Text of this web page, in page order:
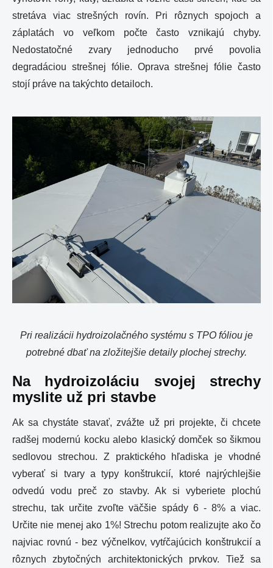
stretáva viac strešných rovín. Pri rôznych spojoch a
záplatách vo veľkom počte často vznikajú chyby.
Nedostatočné zvary jednoducho prvé povolia
degradáciou strešnej fólie. Oprava strešnej fólie často
stojí práve na takýchto detailoch.
Pri realizácii hydroizolačného systému s TPO fóliou je
potrebné dbať na zložitejšie detaily plochej strechy.
Na hydroizoláciu svojej strechy
myslite už pri stavbe
Ak sa chystáte stavať, zvážte už pri projekte, či chcete
radšej modernú kocku alebo klasický domček so šikmou
sedlovou strechou. Z praktického hľadiska je vhodné
vyberať si tvary a typy konštrukcií, ktoré najrýchlejšie
odvedú vodu preč zo stavby. Ak si vyberiete plochú
strechu, tak určite zvoľte väčšie spády 6 - 8% a viac.
Určite nie menej ako 1%! Strechu potom realizujte ako čo
najviac rovnú - bez výčnelkov, vytŕčajúcich konštrukcií a
rôznych zbytočných architektonických prvkov. Tiež sa